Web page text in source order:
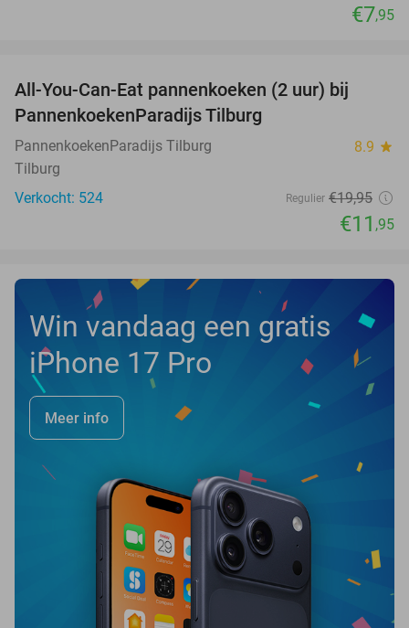
€7,95
All-You-Can-Eat pannenkoeken (2 uur) bij
PannenkoekenParadijs Tilburg
PannenkoekenParadijs Tilburg 8.9 star
Tilburg
Verkocht: 524
Regulier €19,95
€11 ,95
Win vandaag een gratis
iPhone 17 Pro
Meer info